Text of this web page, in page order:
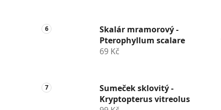
Skalár mramorový -
Pterophyllum scalare
69 Kč
Sumeček sklovitý -
Kryptopterus vitreolus